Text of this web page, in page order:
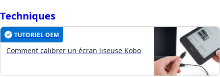
Techniques
TUTORIEL OEM
Comment calibrer un écran liseuse Kobo